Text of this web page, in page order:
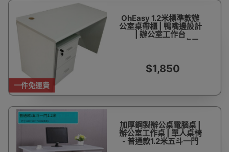
一件免運費
OhEasy 1.2米標準款辦
公室桌帶櫃 | 鴨嘴邊設計
| 辦公室工作台
-120*60*75cm -桌子
$1,850
加厚鋼製辦公桌電腦桌 |
辦公室工作桌 | 單人桌椅
- 普通款1.2米五斗一門